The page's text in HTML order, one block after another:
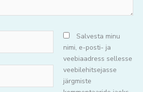
Salvesta minu
nimi, e-posti- ja
veebiaadress sellesse
veebilehitsejasse
järgmiste